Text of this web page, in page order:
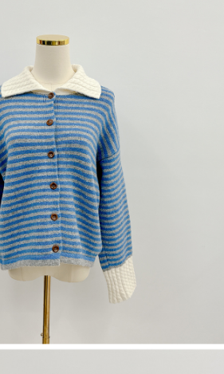
nombor telefon, pilih bilangan
transaksi akan selesai.
bilangan ansuran dan jumlah bayaran
pengesahan transaksi seterusnya.
pesanan ditubuhkan, jika tidak pergi
atau jika tidak lulus semakan, pesanan
Jika terdapat situasi "pindah untuk
lulus, ini menunjukkan bahawa sistem
tiada penjelasan mengenai kandungan
】
digabungkan dalam bil telekomunikasi,
akan menghantar SMS peringatan
penyelesaian bulanan.
membuka bil, anda boleh memilih untuk
kedai serbaneka / Kedai rasmi Taiwan
Pembayaran J街口 / iPASS MONEY" dan